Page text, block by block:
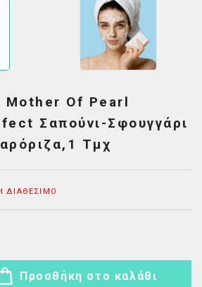
Mother Of Pearl
Σαπούνι-Σφουγγάρι
Τμχ
ΔΙΑΘΈΣΙΜΟ
Προσθήκη στο καλάθι